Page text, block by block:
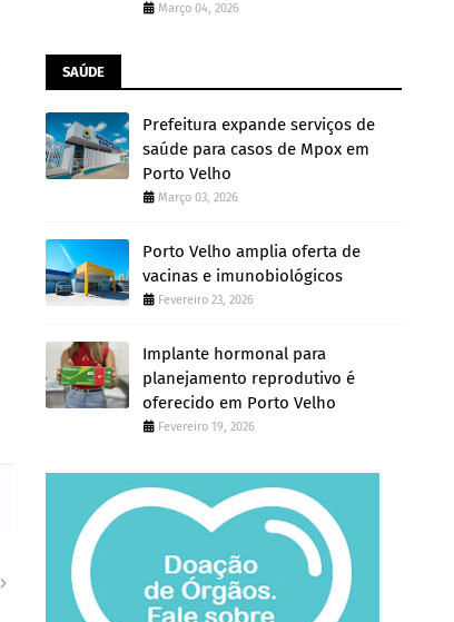
Março 04, 2026
SAÚDE
Prefeitura expande serviços de
saúde para casos de Mpox em
Porto Velho
Março 03, 2026
Porto Velho amplia oferta de
vacinas e imunobiológicos
Fevereiro 23, 2026
Implante hormonal para
planejamento reprodutivo é
oferecido em Porto Velho
Fevereiro 19, 2026